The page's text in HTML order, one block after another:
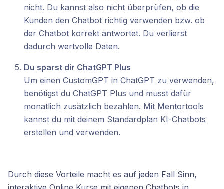
nicht. Du kannst also nicht überprüfen, ob die
Kunden den Chatbot richtig verwenden bzw. ob
der Chatbot korrekt antwortet. Du verlierst
dadurch wertvolle Daten.
Du sparst dir ChatGPT Plus
Um einen CustomGPT in ChatGPT zu verwenden,
benötigst du ChatGPT Plus und musst dafür
monatlich zusätzlich bezahlen. Mit Mentortools
kannst du mit deinem Standardplan KI-Chatbots
erstellen und verwenden.
Durch diese Vorteile macht es auf jeden Fall Sinn,